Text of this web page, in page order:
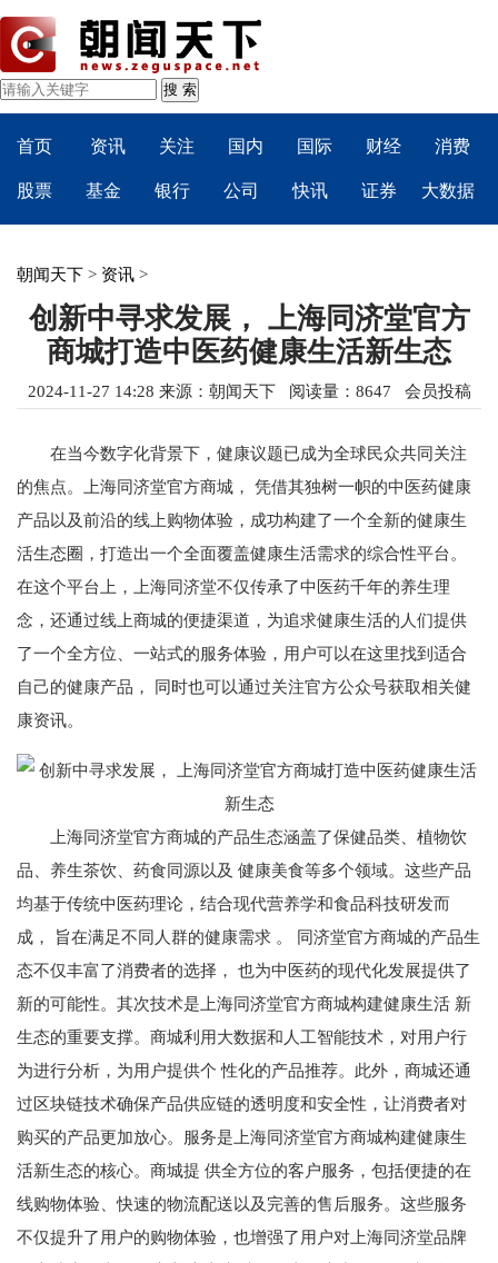
首页 资讯 关注 国内 国际 财经 消费
股票 基金 银行 公司 快讯 证券 大数据
朝闻天下 > 资讯 >
创新中寻求发展， 上海同济堂官方
商城打造中医药健康生活新生态
2024-11-27 14:28 来源： 朝闻天下阅读量：8647 会员投稿
在当今数字化背景下，健康议题已成为全球民众共同关注
的焦点。上海同济堂官方商城， 凭借其独树一帜的中医药健康
产品以及前沿的线上购物体验，成功构建了一个全新的健康生
活生态圈，打造出一个全面覆盖健康生活需求的综合性平台。
在这个平台上，上海同济堂不仅传承了中医药千年的养生理
念，还通过线上商城的便捷渠道，为追求健康生活的人们提供
了一个全方位、一站式的服务体验，用户可以在这里找到适合
自己的健康产品， 同时也可以通过关注官方公众号获取相关健
康资讯。
上海同济堂官方商城的产品生态涵盖了保健品类、植物饮
品、养生茶饮、药食同源以及 健康美食等多个领域。这些产品
均基于传统中医药理论，结合现代营养学和食品科技研发而
成， 旨在满足不同人群的健康需求 。 同济堂官方商城的产品生
态不仅丰富了消费者的选择， 也为中医药的现代化发展提供了
新的可能性。其次技术是上海同济堂官方商城构建健康生活 新
生态的重要支撑。商城利用大数据和人工智能技术，对用户行
为进行分析，为用户提供个 性化的产品推荐。此外，商城还通
过区块链技术确保产品供应链的透明度和安全性，让消费者对
购买的产品更加放心。服务是上海同济堂官方商城构建健康生
活新生态的核心。商城提 供全方位的客户服务，包括便捷的在
线购物体验、快速的物流配送以及完善的售后服务。这些服务
不仅提升了用户的购物体验，也增强了用户对上海同济堂品牌